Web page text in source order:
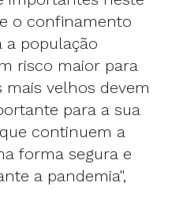
o confinamento
a população
risco maior para
mais velhos devem
para a sua
continuem a
forma segura e
a pandemia",